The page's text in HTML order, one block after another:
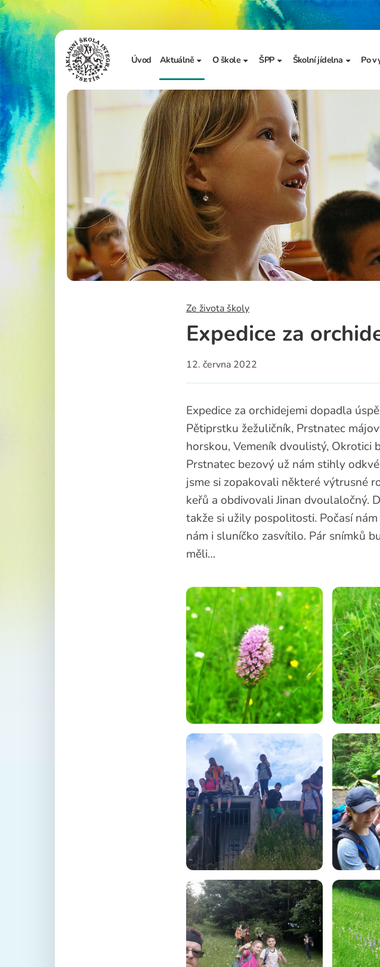
Úvod Aktuálně
Sdělení školy
Ze života školy
O škole
Základní informace
Úřední deska
Vzdělávání a výchova
Zápis do 1. třídy
Školní dokumenty
Realizované projekty
Adopce na dálku
Školská rada
ŠPP
Základní informace
Dokumenty školního
metodika prevence
Školní jídelna
Jídelníček
Po
Ze života školy
Expedice za
12. června 2022
Expedice za orchidejemi dopadla
Pětiprstku žežuličník, Prstnatec
horskou, Vemeník dvoulistý, Okrotici
Prstnatec bezový už nám stihly
jsme si zopakovali některé výtrusné
keřů a obdivovali Jinan dvoulaločný.
takže si užily pospolitosti. Počasí
nám i sluníčko zasvítilo. Pár snímků
měli…